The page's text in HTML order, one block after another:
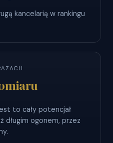
kancelarią w rankingu
to cały potencjał
długim ogonem, przez